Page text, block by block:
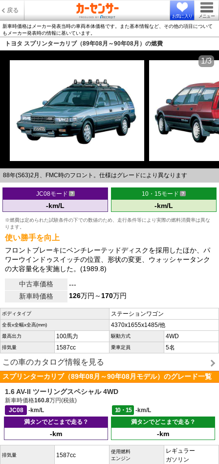
戻る
お気に入り メニュー
新車時価格はメーカー発表当時の車両本体価格です。また基本情報など、その他の項目について
もメーカー発表時の情報に基いています。
トヨタ スプリンターカリブ（89年08月～90年08月）の燃費
88年(S63)2月、FMC時のフロント。仕様はグレードにより異なります
1/3
JC08モード
-km/L
10・15モード
-km/L
※燃費は定められた試験条件の下での数値のため、走行条件等により実際の燃料消費率は異な
ります。
使い勝手を向上
フロントブレーキにベンチレーテッドディスクを採用したほか、パ
ワーウインドゥスイッチの位置、形状の変更、ウォッシャータンク
の大容量化を実施した。(1989.8)
中古車価格
---
新車時価格
126万円～170万円
ボディタイプ ステーションワゴン
全長x全幅x全高(mm) 4370x1655x1485/他
最高出力 100馬力 駆動方式 4WD
排気量 1587cc 乗車定員 5名
この車のカタログ情報を見る
スプリンターカリブ（89年08月～90年08月モデル）のグレード一覧
1.6 AV-II ツーリングスペシャル 4WD
新車時価格160.8万円(税抜)
JC08
-km/L 10・15
-km/L
満タンでどこまで走る？
-km
満タンでどこまで走る？
-km
排気量 1587cc
使用燃料
エンジン
レギュラー
ガソリン